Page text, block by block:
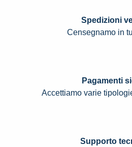
Spedizioni
Censegnamo in
Pagamenti
Accettiamo varie
Supporto